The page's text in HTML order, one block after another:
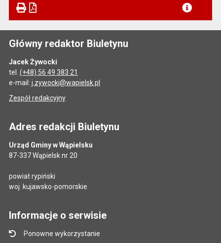
Główny redaktor Biuletynu
Jacek Żywocki
tel. (+48) 56 49 383 21
e-mail: j.zywocki@wapielsk.pl
Zespół redakcyjny
Adres redakcji Biuletynu
Urząd Gminy w Wąpielsku
87-337 Wąpielsk nr 20
powiat rypiński
woj. kujawsko-pomorskie
Informacje o serwisie
Ponowne wykorzystanie